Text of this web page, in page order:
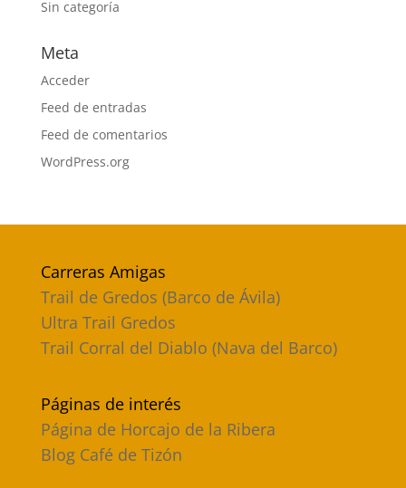
Sin categoría
Meta
Acceder
Feed de entradas
Feed de comentarios
WordPress.org
Carreras Amigas
Trail de Gredos (Barco de Ávila)
Ultra Trail Gredos
Trail Corral del Diablo (Nava del Barco)
Páginas de interés
Página de Horcajo de la Ribera
Blog Café de Tizón